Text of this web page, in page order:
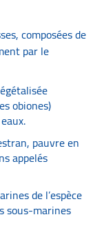
composées de
par le
obiones)
pauvre en
appelés
de l’espèce
sous-marines